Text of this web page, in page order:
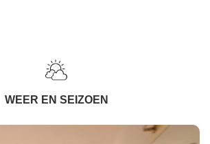
WEER EN SEIZOEN